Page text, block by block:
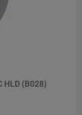
HLD (B028)